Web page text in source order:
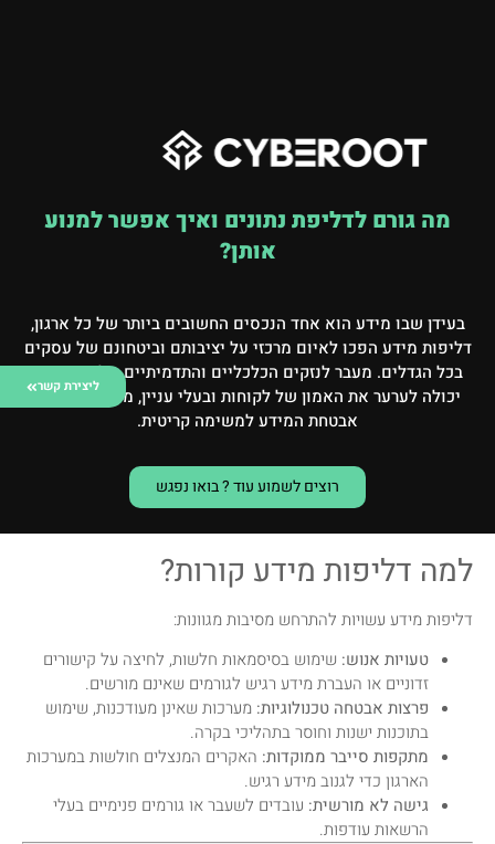
ליצירת קשר
מה גורם לדליפת נתונים ואיך אפשר למנוע
אותן?
בעידן שבו מידע הוא אחד הנכסים החשובים ביותר של כל ארגון,
דליפות מידע הפכו לאיום מרכזי על יציבותם וביטחונם של עסקים
בכל הגדלים. מעבר לנזקים הכלכליים והתדמיתיים, דליפת מידע
יכולה לערער את האמון של לקוחות ובעלי עניין, מה שהופך את
אבטחת המידע למשימה קריטית.
רוצים לשמוע עוד ? בואו נפגש
למה דליפות מידע קורות?
דליפות מידע עשויות להתרחש מסיבות מגוונות:
טעויות אנוש: שימוש בסיסמאות חלשות, לחיצה על קישורים
זדוניים או העברת מידע רגיש לגורמים שאינם מורשים.
פרצות אבטחה טכנולוגיות: מערכות שאינן מעודכנות, שימוש
בתוכנות ישנות וחוסר בתהליכי בקרה.
מתקפות סייבר ממוקדות: האקרים המנצלים חולשות במערכות
הארגון כדי לגנוב מידע רגיש.
גישה לא מורשית: עובדים לשעבר או גורמים פנימיים בעלי
הרשאות עודפות.